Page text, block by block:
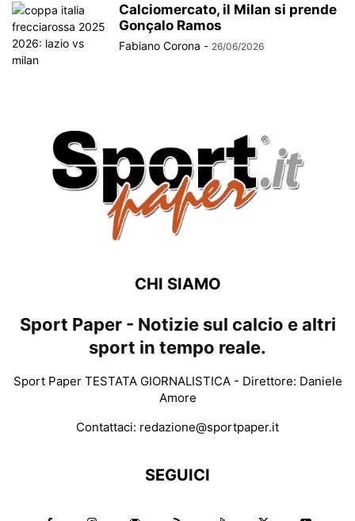
Calciomercato, il Milan si prende
Gonçalo Ramos
Fabiano Corona - 26/06/2026
CHI SIAMO
Sport Paper - Notizie sul calcio e altri
sport in tempo reale.
Sport Paper TESTATA GIORNALISTICA - Direttore: Daniele
Amore
Contattaci: redazione@sportpaper.it
SEGUICI